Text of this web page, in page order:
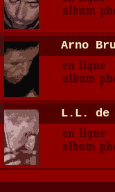
Arno
L.L. de